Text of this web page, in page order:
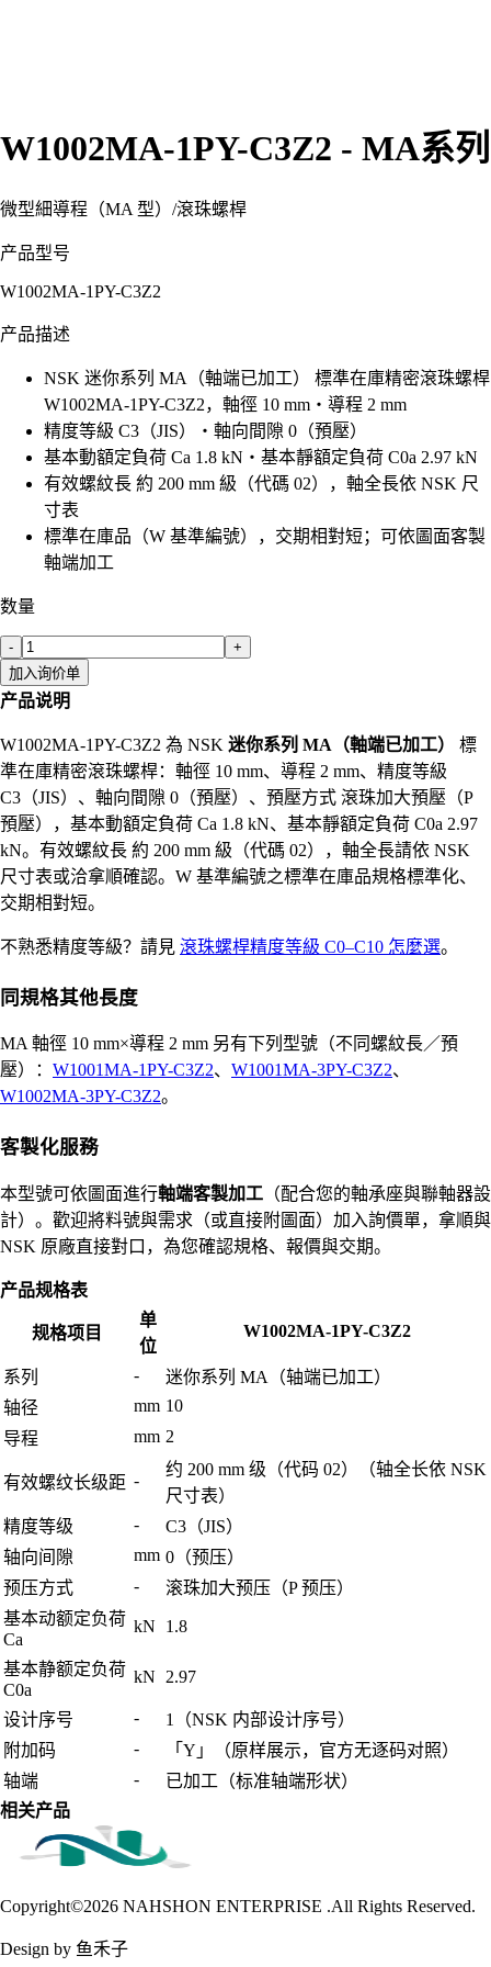
W1002MA-1PY-C3Z2 - MA系列
微型細導程（MA 型） /滾珠螺桿
产品型号
W1002MA-1PY-C3Z2
产品描述
NSK 迷你系列 MA（軸端已加工） 標準在庫精密滾珠螺桿
W1002MA-1PY-C3Z2，軸徑 10 mm・導程 2 mm
精度等級 C3（JIS）・軸向間隙 0（預壓）
基本動額定負荷 Ca 1.8 kN・基本靜額定負荷 C0a 2.97 kN
有效螺紋長 約 200 mm 級（代碼 02），軸全長依 NSK 尺
寸表
標準在庫品（W 基準編號），交期相對短；可依圖面客製
軸端加工
数量
-
+
加入询价单
产品说明
W1002MA-1PY-C3Z2 為 NSK 迷你系列 MA（軸端已加工）
標
準在庫精密滾珠螺桿：軸徑 10 mm、導程 2 mm、精度等級
C3（JIS）、軸向間隙 0（預壓）、預壓方式 滾珠加大預壓（P
預壓），基本動額定負荷 Ca 1.8 kN、基本靜額定負荷 C0a 2.97
kN。有效螺紋長 約 200 mm 級（代碼 02），軸全長請依 NSK
尺寸表或洽拿順確認。W 基準編號之標準在庫品規格標準化、
交期相對短。
不熟悉精度等級？請見 滾珠螺桿精度等級 C0–C10 怎麼選。
同規格其他長度
MA 軸徑 10 mm×導程 2 mm 另有下列型號（不同螺紋長／預
壓）： W1001MA-1PY-C3Z2、 W1001MA-3PY-C3Z2、
W1002MA-3PY-C3Z2。
客製化服務
本型號可依圖面進行軸端客製加工 （配合您的軸承座與聯軸器設
計）。歡迎將料號與需求（或直接附圖面）加入詢價單，拿順與
NSK 原廠直接對口，為您確認規格、報價與交期。
产品规格表
规格项目
单
位
W1002MA-1PY-C3Z2
系列 -
迷你系列 MA（轴端已加工）
轴径
mm 10
导程
mm 2
有效螺纹长级距 -
约 200 mm 级（代码 02）（轴全长依 NSK
尺寸表）
精度等级
-
C3（JIS）
轴向间隙
mm 0（预压）
预压方式
-
滚珠加大预压（P 预压）
基本动额定负荷
Ca
kN 1.8
基本静额定负荷
C0a
kN 2.97
设计序号 -
1（NSK 内部设计序号）
附加码
-
「Y」（原样展示，官方无逐码对照）
轴端
-
已加工（标准轴端形状）
相关产品
Copyright©2026 NAHSHON ENTERPRISE .All Rights Reserved.
Design by 鱼禾子